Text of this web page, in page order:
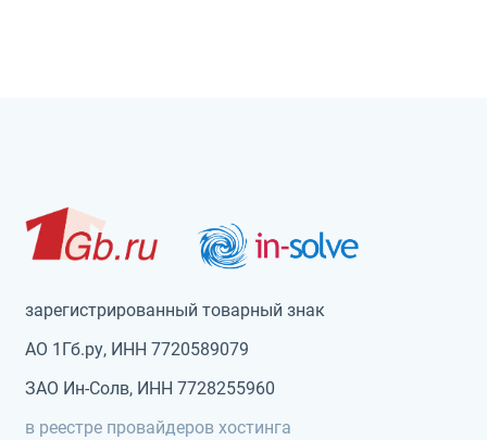
зарегистрированный товарный знак
АО 1Гб.ру, ИНН 7720589079
ЗАО Ин-Солв, ИНН 7728255960
в реестре провайдеров хостинга